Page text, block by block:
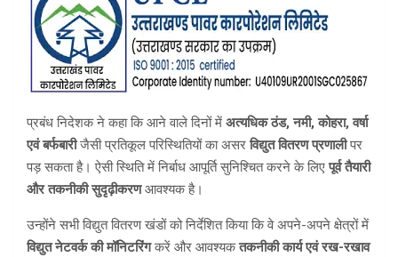
प्रबंध निदेशक ने कहा कि आने वाले दिनों में अत्यधिक ठंड, नमी, कोहरा, वर्षा
एवं बर्फबारीजैसी प्रतिकूल परिस्थितियों का असरविद्युत वितरण प्रणालीपर
पड़ सकता है। ऐसी स्थिति में निर्बाध आपूर्ति सुनिश्चित करने के लिएपूर्व तैयारी
और तकनीकी सुदृढ़ीकरणआवश्यक है।
उन्होंने सभी विद्युत वितरण खंडों को निर्देशित किया कि वे अपने-अपने क्षेत्रों में
विद्युत नेटवर्क की मॉनिटरिंगकरें और आवश्यकतकनीकी कार्य एवं रख-रखाव